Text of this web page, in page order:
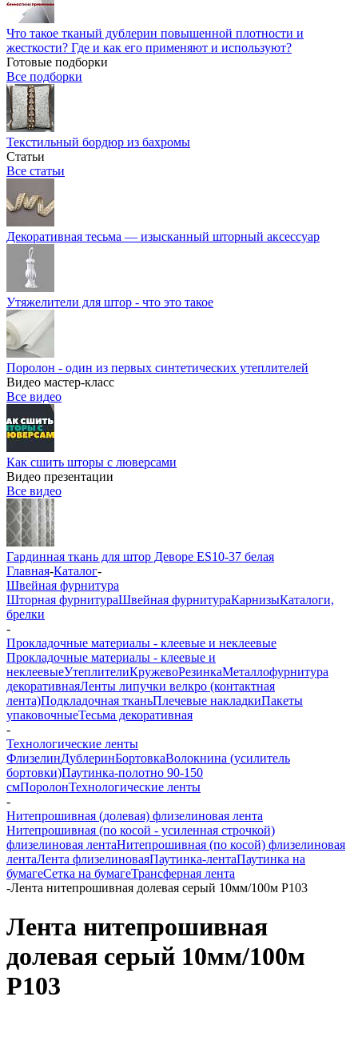
Что такое тканый дублерин повышенной плотности и
жесткости? Где и как его применяют и используют?
Готовые подборки
Все подборки
Текстильный бордюр из бахромы
Статьи
Все статьи
Декоративная тесьма — изысканный шторный аксессуар
Утяжелители для штор - что это такое
Поролон - один из первых синтетических утеплителей
Видео мастер-класс
Все видео
Как сшить шторы с люверсами
Видео презентации
Все видео
Гардинная ткань для штор Деворе ES10-37 белая
Главная-Каталог-
Швейная фурнитура
Шторная фурнитураШвейная фурнитураКарнизыКаталоги,
брелки
-
Прокладочные материалы - клеевые и неклеевые
Прокладочные материалы - клеевые и
неклеевыеУтеплителиКружевоРезинкаМеталлофурнитура
декоративнаяЛенты липучки велкро (контактная
лента)Подкладочная тканьПлечевые накладкиПакеты
упаковочныеТесьма декоративная
-
Технологические ленты
ФлизелинДублеринБортовкаВолокнина (усилитель
бортовки)Паутинка-полотно 90-150
смПоролонТехнологические ленты
-
Нитепрошивная (долевая) флизелиновая лента
Нитепрошивная (по косой - усиленная строчкой)
флизелиновая лентаНитепрошивная (по косой) флизелиновая
лентаЛента флизелиноваяПаутинка-лентаПаутинка на
бумагеСетка на бумагеТрансферная лента
-Лента нитепрошивная долевая серый 10мм/100м Р103
Лента нитепрошивная
долевая серый 10мм/100м
Р103